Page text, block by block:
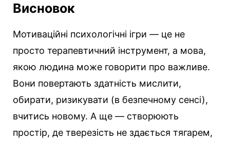
Висновок
Мотиваційні психологічні ігри — це не
просто терапевтичний інструмент, а мова,
якою людина може говорити про важливе.
Вони повертають здатність мислити,
обирати, ризикувати (в безпечному сенсі),
вчитись новому. А ще — створюють
простір, де тверезість не здається тягарем,